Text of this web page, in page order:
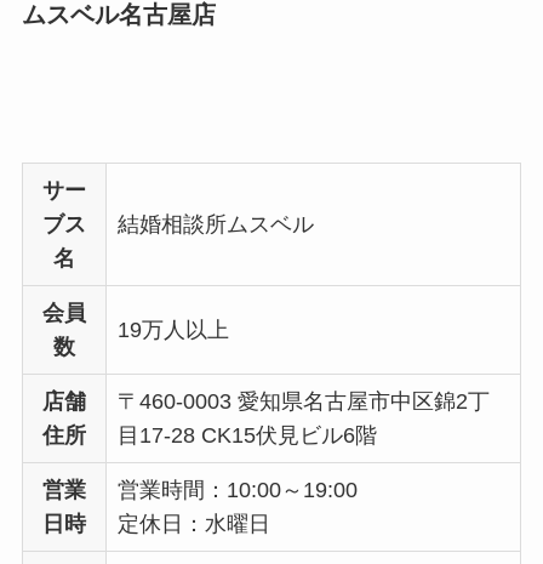
ムスベル名古屋店
サー
ブス
名
結婚相談所ムスベル
会員
数
19万人以上
店舗
住所
〒460-0003 愛知県名古屋市中区錦2丁
目17-28 CK15伏見ビル6階
営業
日時
営業時間：10:00～19:00
定休日：水曜日